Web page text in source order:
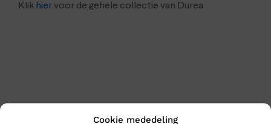
Cookie mededeling
Klik hiervoor de gehele collectie van Durea